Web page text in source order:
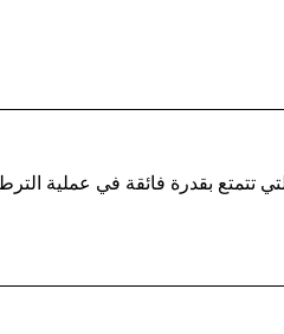
تتمتع بقدرة فائقة في عملية